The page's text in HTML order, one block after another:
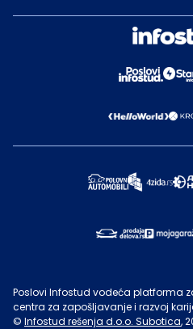
Poslovi Infostud vodeća platforma
centra za zapošljavanje i razvoj
© Infostud rešenja d.o.o. Subotica,